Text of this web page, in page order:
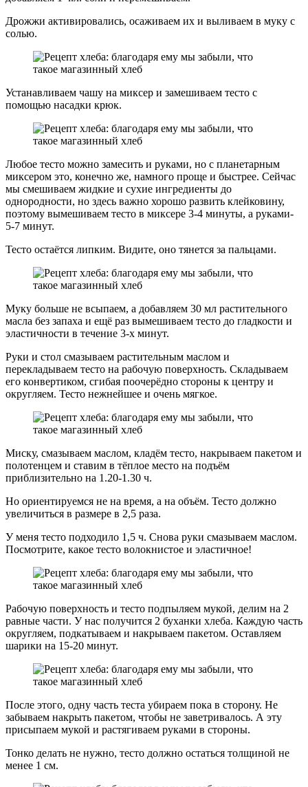
Дрожжи активировались, осаживаем их и выливаем в муку с
солью.
Устанавливаем чашу на миксер и замешиваем тесто с
помощью насадки крюк.
Любое тесто можно замесить и руками, но с планетарным
миксером это, конечно же, намного проще и быстрее. Сейчас
мы смешиваем жидкие и сухие ингредиенты до
однородности, но здесь важно хорошо развить клейковину,
поэтому вымешиваем тесто в миксере 3-4 минуты, а руками-
5-7 минут.
Тесто остаётся липким. Видите, оно тянется за пальцами.
Муку больше не всыпаем, а добавляем 30 мл растительного
масла без запаха и ещё раз вымешиваем тесто до гладкости и
эластичности в течение 3-х минут.
Руки и стол смазываем растительным маслом и
перекладываем тесто на рабочую поверхность. Складываем
его конвертиком, сгибая поочерёдно стороны к центру и
округляем. Тесто нежнейшее и очень мягкое.
Миску, смазываем маслом, кладём тесто, накрываем пакетом и
полотенцем и ставим в тёплое место на подъём
приблизительно на 1.20-1.30 ч.
Но ориентируемся не на время, а на объём. Тесто должно
увеличиться в размере в 2,5 раза.
У меня тесто подходило 1,5 ч. Снова руки смазываем маслом.
Посмотрите, какое тесто волокнистое и эластичное!
Рабочую поверхность и тесто подпыляем мукой, делим на 2
равные части. У нас получится 2 буханки хлеба. Каждую часть
округляем, подкатываем и накрываем пакетом. Оставляем
шарики на 15-20 минут.
После этого, одну часть теста убираем пока в сторону. Не
забываем накрыть пакетом, чтобы не заветривалось. А эту
присыпаем мукой и растягиваем руками в стороны.
Тонко делать не нужно, тесто должно остаться толщиной не
менее 1 см.